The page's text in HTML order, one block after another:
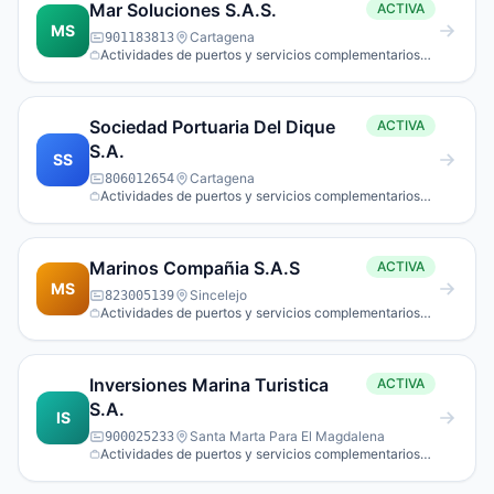
MS
Mar Soluciones S.A.S. ACTIVA
901183813
Cartagena
Actividades de puertos y servicios complementarios
SS
Sociedad Portuaria Del Dique
S.A.
ACTIVA
806012654
Cartagena
Actividades de puertos y servicios complementarios
MS
Marinos Compañia S.A.S ACTIVA
823005139
Sincelejo
Actividades de puertos y servicios complementarios
IS
Inversiones Marina Turistica
S.A.
ACTIVA
900025233
Santa Marta Para El Magdalena
Actividades de puertos y servicios complementarios